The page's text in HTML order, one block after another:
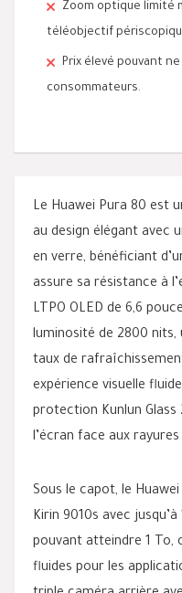
Zoom optique limité
téléobjectif
Prix élevé pouvant
consommateurs.
Le Huawei Pura 80 est
au design élégant avec
en verre, bénéficiant
assure sa résistance à
LTPO OLED de 6,6
luminosité de 2800 nits,
taux de
expérience visuelle
protection Kunlun
l’écran face aux
Sous le capot, le
Kirin 9010s avec
pouvant atteindre 1
fluides pour les